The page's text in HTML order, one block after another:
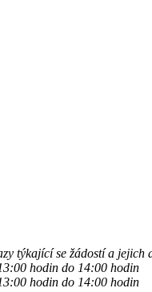
týkající se žádostí a
hodin do 14:00 hodin
hodin do 14:00 hodin